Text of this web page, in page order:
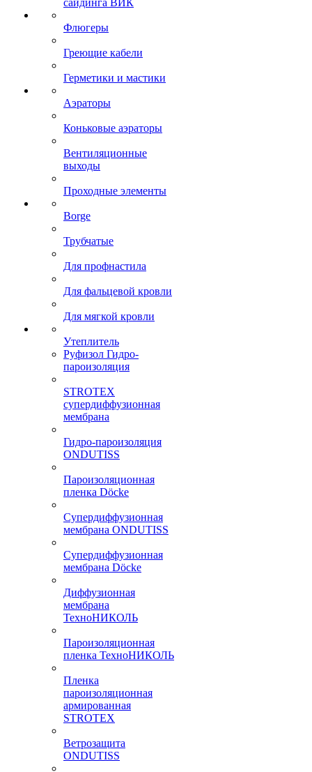
сайдинга ВИК
Флюгеры
Греющие кабели
Герметики и мастики
Аэраторы
Коньковые аэраторы
Вентиляционные
выходы
Проходные элементы
Borge
Трубчатые
Для профнастила
Для фальцевой кровли
Для мягкой кровли
Утеплитель
Руфизол Гидро-
пароизоляция
STROTEX
супердиффузионная
мембрана
Гидро-пароизоляция
ONDUTISS
Пароизоляционная
пленка Döcke
Супердиффузионная
мембрана ONDUTISS
Супердиффузионная
мембрана Döcke
Диффузионная
мембрана
ТехноНИКОЛЬ
Пароизоляционная
пленка ТехноНИКОЛЬ
Пленка
пароизоляционная
армированная
STROTEX
Ветрозащита
ONDUTISS